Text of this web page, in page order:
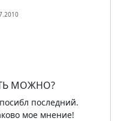
МОЖНО?
последний.
мое мнение!